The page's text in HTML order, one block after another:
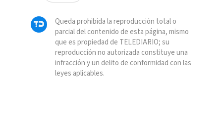
Queda prohibida la reproducción total o
parcial del contenido de esta página, mismo
que es propiedad de TELEDIARIO; su
reproducción no autorizada constituye una
infracción y un delito de conformidad con las
leyes aplicables.